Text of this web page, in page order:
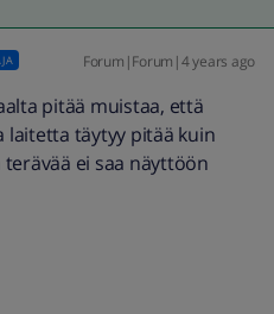
Forum|Forum|4 years ago
pitää muistaa, että
täytyy pitää kuin
ei saa näyttöön